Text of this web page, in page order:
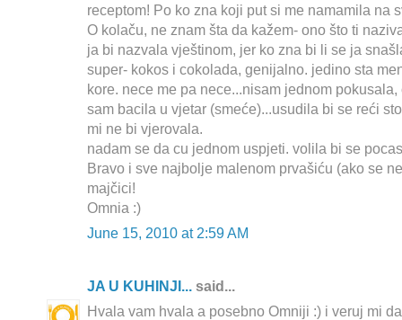
receptom! Po ko zna koji put si me namamila na
O kolaču, ne znam šta da kažem- ono što ti
ja bi nazvala vještinom, jer ko zna bi li se ja
super- kokos i cokolada, genijalno. jedino sta
kore. nece me pa nece...nisam jednom
sam bacila u vjetar (smeće)...usudila bi se reći
mi ne bi vjerovala.
nadam se da cu jednom uspjeti. volila bi se
Bravo i sve najbolje malenom prvašiću (ako se
majčici!
Omnia :)
June 15, 2010 at 2:59 AM
JA U KUHINJI... said...
Hvala vam hvala a posebno Omniji :) i veruj mi